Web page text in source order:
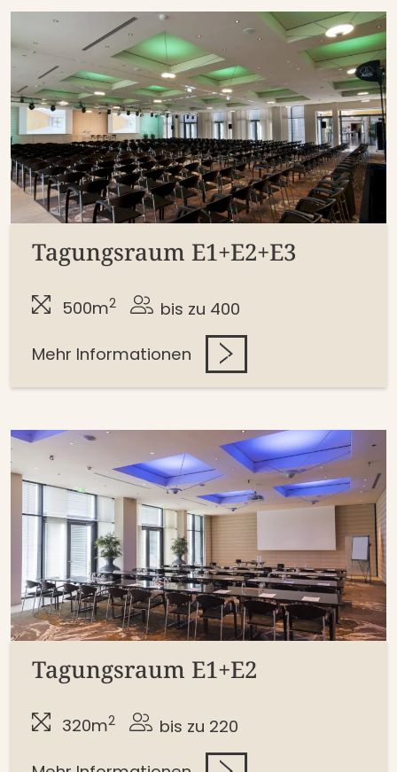
Tagungsraum E1+E2+E3
500m2 bis zu 400
Mehr Informationen
Tagungsraum E1+E2
320m2 bis zu 220